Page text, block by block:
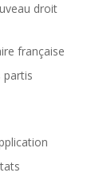
droit
française
partis